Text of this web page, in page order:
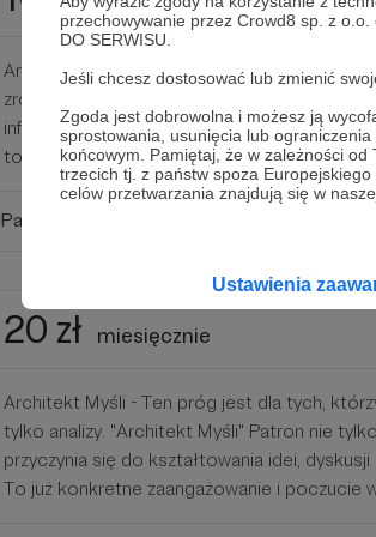
przechowywanie przez Crowd8 sp. z
DO SERWISU.
Jeśli chcesz dostosować lub zmienić
Zgoda jest dobrowolna i możesz ją
sprostowania, usunięcia lub
końcowym. Pamiętaj, że w zależności
trzecich tj. z państw spoza
celów przetwarzania znajdują się w
Ustawienia
Analityk Pierwszego Szeregu - wchodzisz
zrozumienie tematu, a "Pierwszy Szereg"
informacji lub perspektyw, które nie są
to krok wyżej w zaangażowaniu i dostępie.
Patroni: 1
20 zł miesięcznie
Architekt Myśli - Ten próg jest dla tych,
tylko analizy. "Architekt Myśli" Patron nie
przyczynia się do kształtowania idei,
To już konkretne zaangażowanie i poczucie